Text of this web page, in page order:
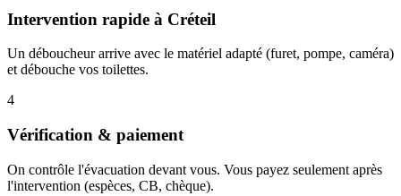
Intervention rapide à Créteil
Un déboucheur arrive avec le matériel adapté (furet, pompe, caméra)
et débouche vos toilettes.
4
Vérification & paiement
On contrôle l'évacuation devant vous. Vous payez seulement après
l'intervention (espèces, CB, chèque).